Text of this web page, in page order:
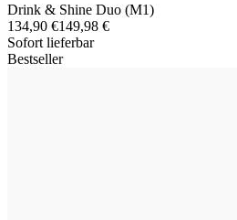
Drink & Shine Duo (M1)
134,90 €149,98 €
Sofort lieferbar
Bestseller